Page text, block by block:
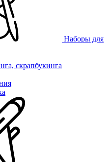
Наборы для
скрапбукинга